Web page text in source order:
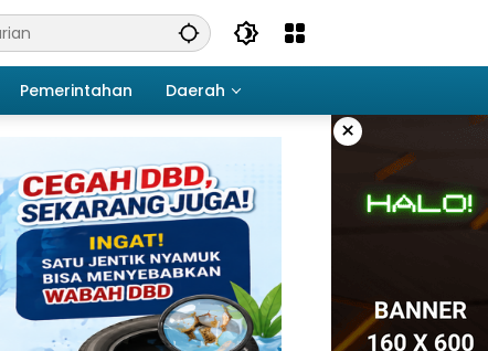
Pemerintahan Daerah
×